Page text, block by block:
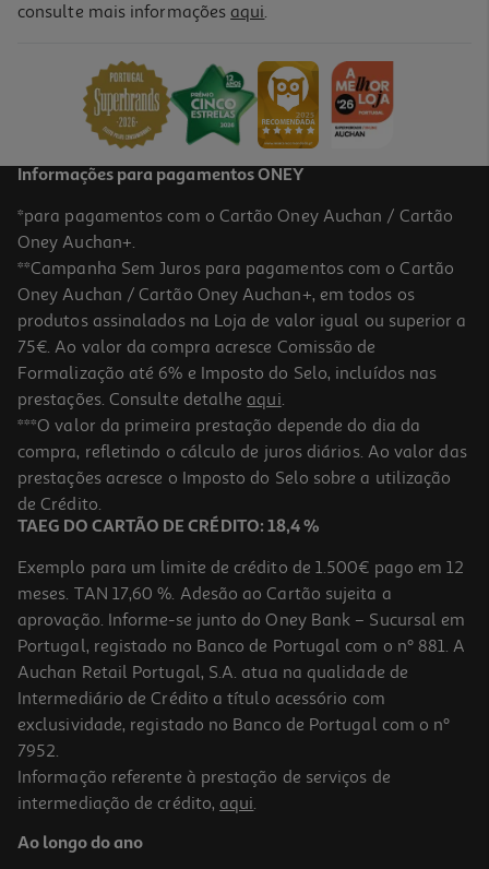
consulte mais informações aqui.
Informações para pagamentos ONEY
*para pagamentos com o Cartão Oney Auchan / Cartão
Oney Auchan+.
**Campanha Sem Juros para pagamentos com o Cartão
Oney Auchan / Cartão Oney Auchan+, em todos os
produtos assinalados na Loja de valor igual ou superior a
75€. Ao valor da compra acresce Comissão de
Formalização até 6% e Imposto do Selo, incluídos nas
prestações. Consulte detalhe aqui.
***O valor da primeira prestação depende do dia da
compra, refletindo o cálculo de juros diários. Ao valor das
prestações acresce o Imposto do Selo sobre a utilização
de Crédito.
TAEG DO CARTÃO DE CRÉDITO: 18,4 %
Exemplo para um limite de crédito de 1.500€ pago em 12
meses. TAN 17,60 %. Adesão ao Cartão sujeita a
aprovação. Informe-se junto do Oney Bank – Sucursal em
Portugal, registado no Banco de Portugal com o nº 881. A
Auchan Retail Portugal, S.A. atua na qualidade de
Intermediário de Crédito a título acessório com
exclusividade, registado no Banco de Portugal com o nº
7952.
Informação referente à prestação de serviços de
intermediação de crédito, aqui.
Ao longo do ano